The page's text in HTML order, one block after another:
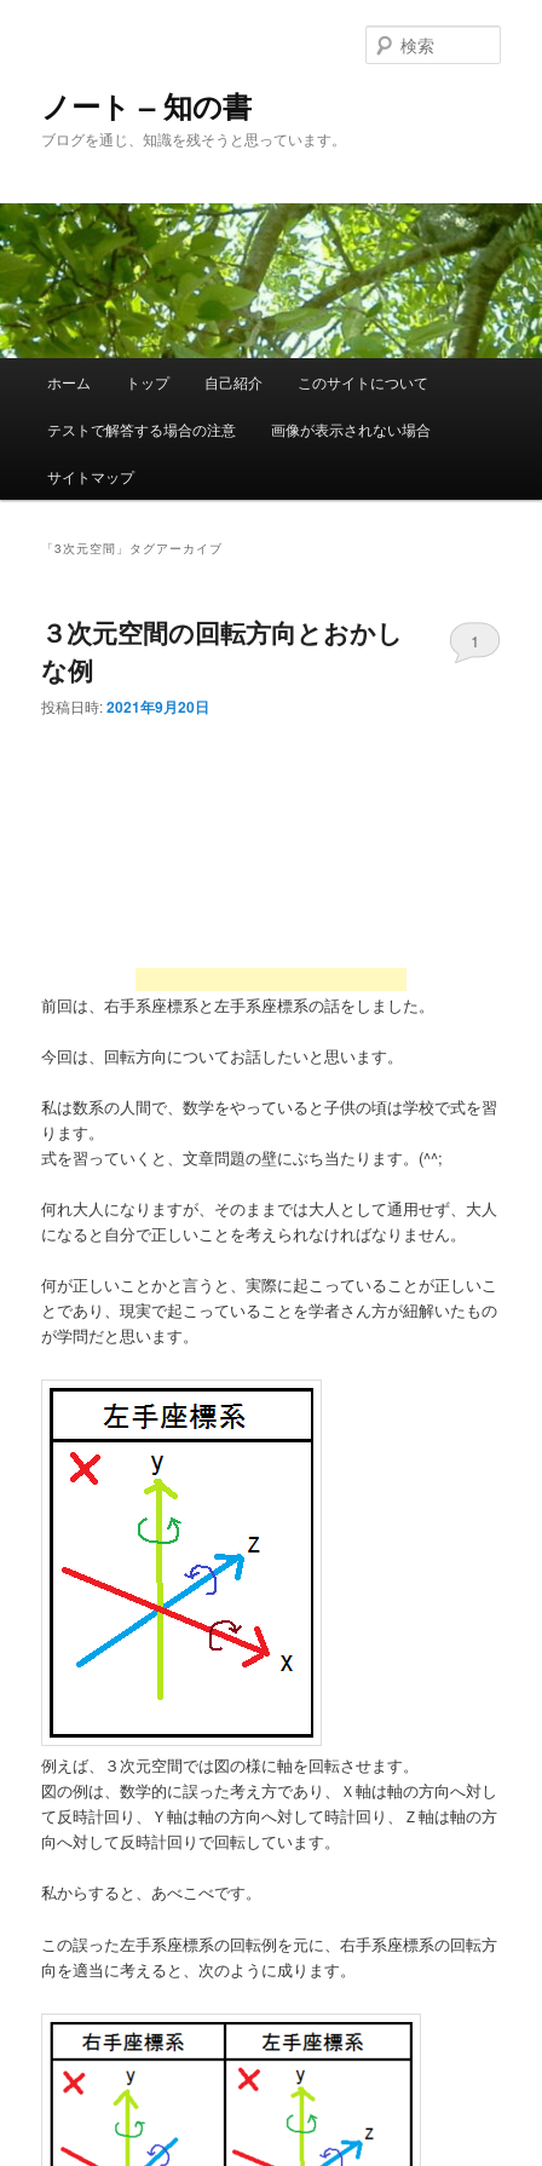
へ
移
移
動
ノート – 知の書
ブログを通じ、知識を残そうと思っています。
索
ュ
ホーム トップ 自己紹介 このサイトについて
テストで解答する場合の注意 画像が表示されない場合
サイトマップ
「3次元空間 」タグアーカイブ
３次元空間の回転方向とおかし
な例
投稿日時:2021年9月20日
1
前回は、右手系座標系と左手系座標系の話をしました。
今回は、回転方向についてお話したいと思います。
私は数系の人間で、数学をやっていると子供の頃は学校で式を習
ります。
式を習っていくと、文章問題の壁にぶち当たります。(^^;
何れ大人になりますが、そのままでは大人として通用せず、大人
になると自分で正しいことを考えられなければなりません。
何が正しいことかと言うと、実際に起こっていることが正しいこ
とであり、現実で起こっていることを学者さん方が紐解いたもの
が学問だと思います。
例えば、３次元空間では図の様に軸を回転させます。
図の例は、数学的に誤った考え方であり、Ｘ軸は軸の方向へ対し
て反時計回り、Ｙ軸は軸の方向へ対して時計回り、Ｚ軸は軸の方
向へ対して反時計回りで回転しています。
私からすると、あべこべです。
この誤った左手系座標系の回転例を元に、右手系座標系の回転方
向を適当に考えると、次のように成ります。